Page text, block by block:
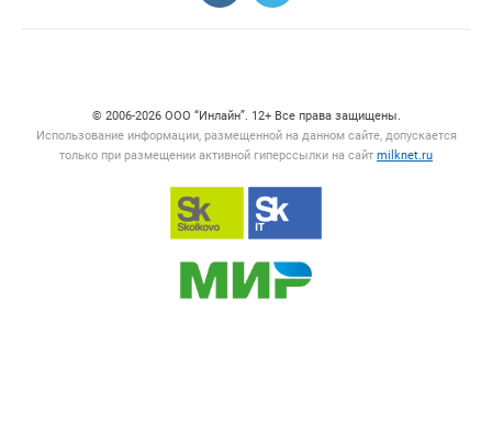
© 2006‑2026 ООО “Инлайн”. 12+ Все права защищены.
Использование информации, размещенной на данном сайте, допускается
только при размещении активной гиперссылки на сайт milknet.ru